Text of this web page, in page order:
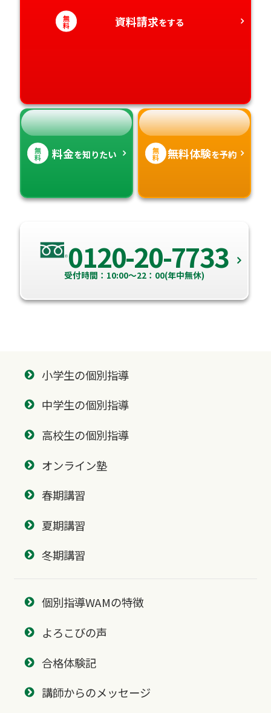
愛知県
香川県
宮崎県
無
料 資料請求をする
無
料 料金を知りたい 無
料 無料体験を予約
0120-20-7733
受付時間：10:00～22：00(年中無休)
小学生の個別指導
中学生の個別指導
高校生の個別指導
オンライン塾
春期講習
夏期講習
冬期講習
個別指導WAMの特徴
よろこびの声
合格体験記
講師からのメッセージ